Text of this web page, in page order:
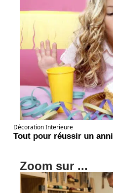
Décoration Interieure
Tout pour réussir un
Zoom sur ...